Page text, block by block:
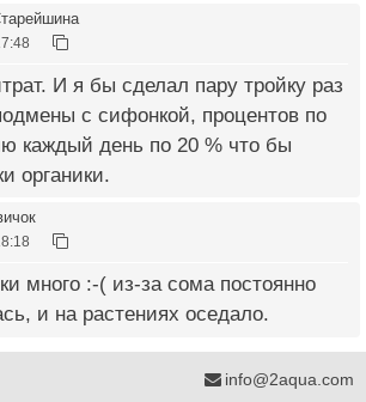
И я бы сделал пару тройку раз
с сифонкой, процентов по
каждый день по 20 % что бы
органики.
много :-( из-за сома постоянно
и на растениях оседало.
info@2aqua.com